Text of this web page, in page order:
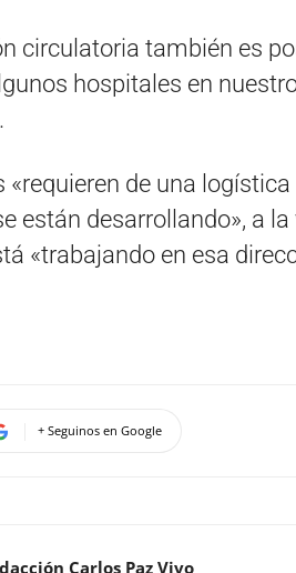
circulatoria también es
hospitales en
«requieren de una
están desarrollando», a
«trabajando en esa
+ Seguinos en Google
Carlos Paz Vivo